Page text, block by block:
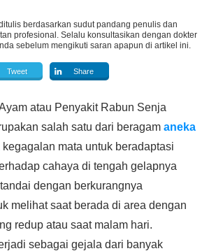
berdasarkan sudut pandang penulis dan
profesional. Selalu konsultasikan dengan dokter
sebelum mengikuti saran apapun di artikel ini.
Tweet Share
atau Penyakit Rabun Senja
salah satu dari beragam aneka
kegagalan mata untuk beradaptasi
cahaya di tengah gelapnya
dengan berkurangnya
melihat saat berada di area dengan
redup atau saat malam hari.
sebagai gejala dari banyak